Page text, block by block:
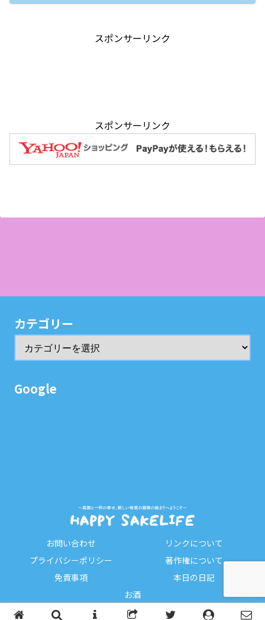
スポンサーリンク
スポンサーリンク
カテゴリー
Google
お問い合わせ
リンクについて
プライバシーポリシー
著作権について
免責事項
本日の日記
お酒
Copyright © 2023-2026 HAPPY SAKELIFE All Rights Reserved.